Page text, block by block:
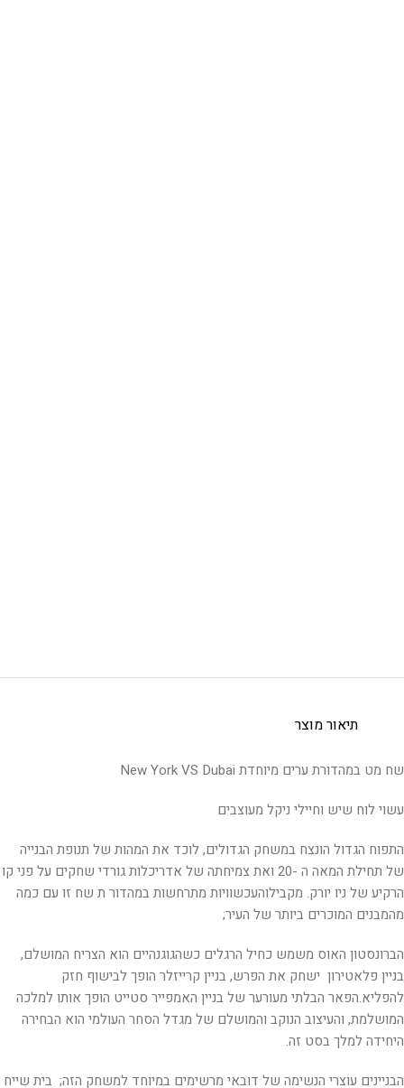
תיאור מוצר
שח מט במהדורת ערים מיוחדת New York VS Dubai
עשוי לוח שיש וחיילי ניקל מעוצבים
התפוח הגדול הונצח במשחק הגדולים, לוכד את המהות של תנופת הבנייה
של תחילת המאה ה -20 ואת צמיחתה של אדריכלות גורדי שחקים על פני קו
הרקיע של ניו יורק. מקבילוהעכשוויות מתרחשות במהדור ת שח זו עם כמה
מהמבנים המוכרים ביותר של העיר;
הברונסטון האוס משמש כחיל הרגלים כשהגוגנהיים הוא הצריח המושלם,
בניין פלאטירון ישחק את הפרש, בניין קרייזלר הופך לבישוף חזק
להפליא.הפאר הבלתי מעורער של בניין האמפייר סטייט הופך אותו למלכה
המושלמת, והעיצוב הנוקב והמושלם של מגדל הסחר העולמי הוא הבחירה
היחידה למלך בסט זה.
הבניינים עוצרי הנשימה של דובאי מרשימים במיוחד למשחק הזה; בית שייח